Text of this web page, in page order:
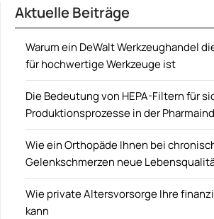
Aktuelle Beiträge
Warum ein DeWalt Werkzeughandel
für hochwertige Werkzeuge ist
Die Bedeutung von HEPA-Filtern für
Produktionsprozesse in der
Wie ein Orthopäde Ihnen bei
Gelenkschmerzen neue
Wie private Altersvorsorge Ihre
kann